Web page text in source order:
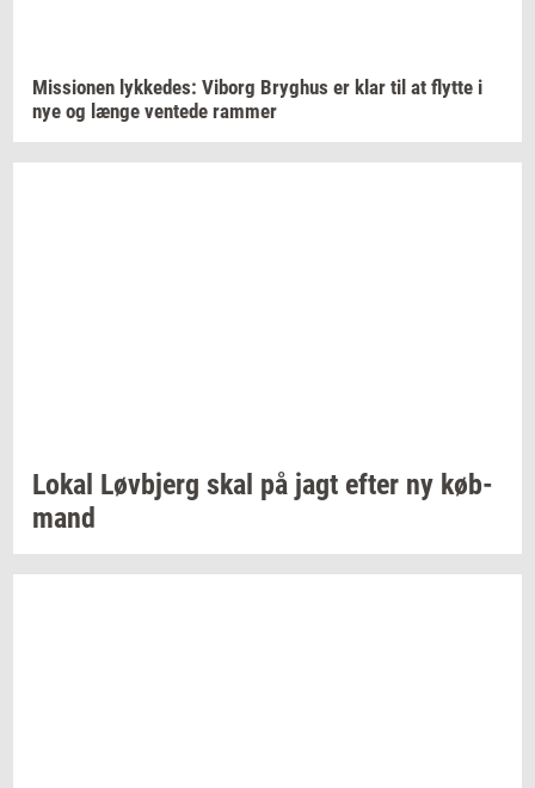
Mis­sio­nen lyk­ke­des: Vi­borg Bryg­hus er klar til at flyt­te i
nye og længe ven­te­de ram­mer
Lokal Løvb­jerg skal på jagt efter ny køb­
mand